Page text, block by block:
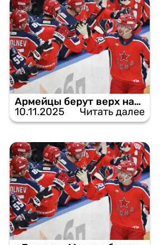
Армейцы берут верх над «Северсталью» в матче без пропущенных шайб.
10.11.2025
Читать далее